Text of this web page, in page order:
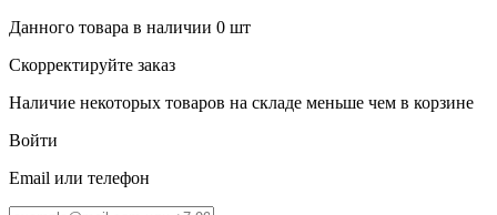
Данного товара в наличии 0 шт
Скорректируйте заказ
Наличие некоторых товаров на складе меньше чем в корзине
Войти
Email или телефон